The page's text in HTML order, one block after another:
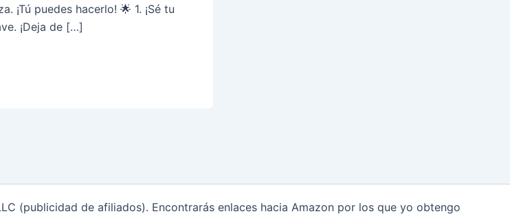
puedes hacerlo! 🌟 1. ¡Sé tu
¡Deja de […]
(publicidad de afiliados). Encontrarás enlaces hacia Amazon por los que yo obtengo